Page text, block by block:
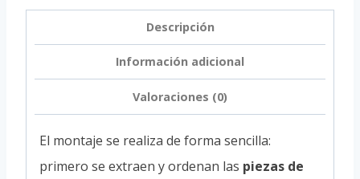
Descripción
Información adicional
Valoraciones (0)
El montaje se realiza de forma sencilla:
primero se extraen y ordenan las piezas de